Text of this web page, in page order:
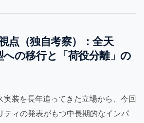
点（独自考察）：全天
への移行と「荷役分離」の
実装を長年追ってきた立場から、今回
ティの発表がもつ中長期的なインパ